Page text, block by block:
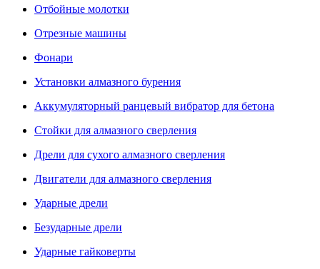
Отбойные молотки
Отрезные машины
Фонари
Установки алмазного бурения
Аккумуляторный ранцевый вибратор для бетона
Стойки для алмазного сверления
Дрели для сухого алмазного сверления
Двигатели для алмазного сверления
Ударные дрели
Безударные дрели
Ударные гайковерты